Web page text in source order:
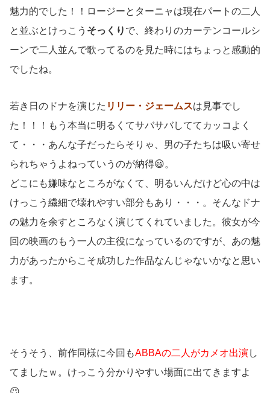
魅力的でした！！ロージーとターニャは現在パートの二人
と並ぶとけっこう そっくり で、終わりのカーテンコールシ
ーンで二人並んで歌ってるのを見た時にはちょっと感動的
でしたね。
若き日のドナを演じた リリー・ジェームスは見事でし
た！！！もう本当に明るくてサバサバしててカッコよく
て・・・あんな子だったらそりゃ、男の子たちは吸い寄せ
られちゃうよねっていうのが納得😃。
どこにも嫌味なところがなくて、明るいんだけど心の中は
けっこう繊細で壊れやすい部分もあり・・・。そんなドナ
の魅力を余すところなく演じてくれていました。彼女が今
回の映画のもう一人の主役になっているのですが、あの魅
力があったからこそ成功した作品なんじゃないかなと思い
ます。
そうそう、前作同様に今回もABBAの二人がカメオ出演し
てましたｗ。けっこう分かりやすい場面に出てきますよ